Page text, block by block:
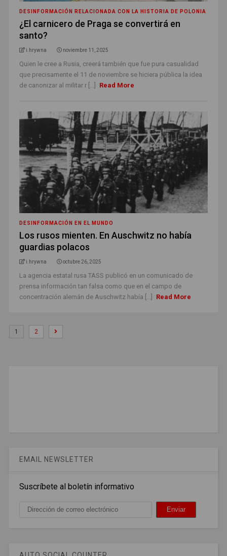
DESINFORMACIÓN RELACIONADA CON LA HISTORIA DE POLONIA
¿El carnicero de Praga se convertirá en
santo?
i.hrywna noviembre 11, 2025
Quien le cree a Rusia, creerá también que fue pura casualidad
que precisamente el 11 de noviembre se hiciera pública la idea
de canonizar al militar r [...]
Read More
DESINFORMACIÓN EN EL MUNDO
Los rusos mienten. En Auschwitz no había
guardias polacos
i.hrywna octubre 26, 2025
La agencia estatal rusa TASS publicó en un comunicado de
prensa información tan falsa como que en el campo de
concentración alemán de Auschwitz había [...]
Read More
1 2
EMAIL NEWSLETTER
Suscríbete al boletín informativo